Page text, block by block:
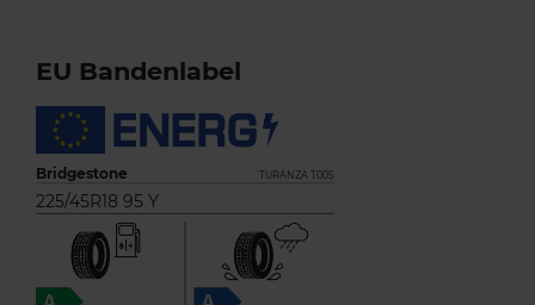
EU Bandenlabel
Bridgestone TURANZA T005
225/45R18 95 Y